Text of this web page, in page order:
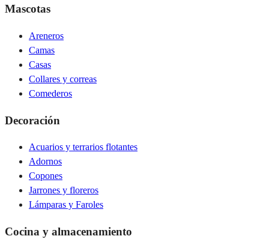
Mascotas
Areneros
Camas
Casas
Collares y correas
Comederos
Decoración
Acuarios y terrarios flotantes
Adornos
Copones
Jarrones y floreros
Lámparas y Faroles
Cocina y almacenamiento